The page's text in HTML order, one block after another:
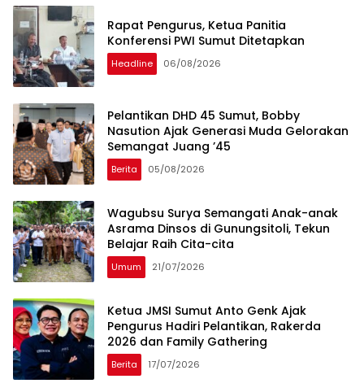
Rapat Pengurus, Ketua Panitia
Konferensi PWI Sumut Ditetapkan
Headline 06/08/2026
Pelantikan DHD 45 Sumut, Bobby
Nasution Ajak Generasi Muda Gelorakan
Semangat Juang ’45
Berita 05/08/2026
Wagubsu Surya Semangati Anak-anak
Asrama Dinsos di Gunungsitoli, Tekun
Belajar Raih Cita-cita
Umum 21/07/2026
Ketua JMSI Sumut Anto Genk Ajak
Pengurus Hadiri Pelantikan, Rakerda
2026 dan Family Gathering
Berita 17/07/2026